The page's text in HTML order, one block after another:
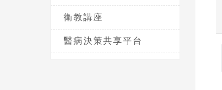
衛教講座
醫病決策共享平台